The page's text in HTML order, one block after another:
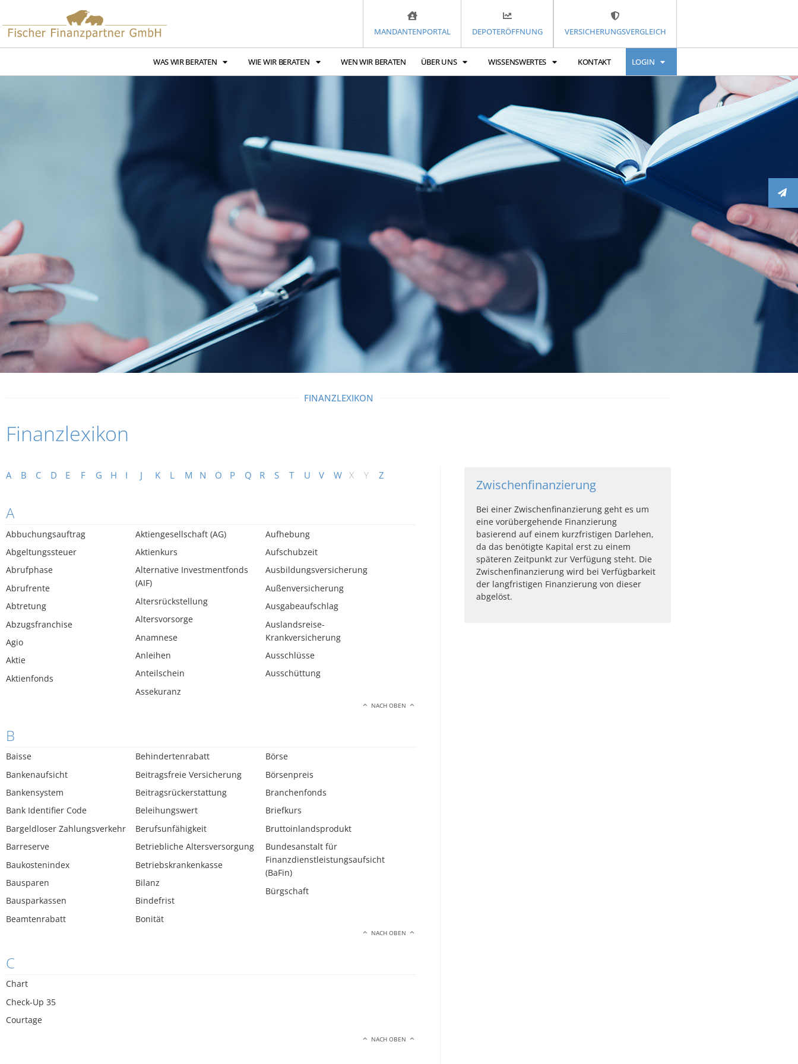
MANDANTENPORTAL DEPOTERÖFFNUNG VERSICHERUNGSVERGLEICH
WAS WIR BERATEN WIE WIR BERATEN WEN WIR BERATEN ÜBER UNS WISSENSWERTES KONTAKT LOGIN
FINANZLEXIKON
Finanzlexikon
A B C D E F G H I J K L M N O P Q R S T U V W X Y Z
A
Abbuchungsauftrag
Abgeltungssteuer
Abrufphase
Abrufrente
Abtretung
Abzugsfranchise
Agio
Aktie
Aktienfonds
Aktiengesellschaft (AG)
Aktienkurs
Alternative Investmentfonds
(AIF)
Altersrückstellung
Altersvorsorge
Anamnese
Anleihen
Anteilschein
Assekuranz
Aufhebung
Aufschubzeit
Ausbildungsversicherung
Außenversicherung
Ausgabeaufschlag
Auslandsreise-
Krankversicherung
Ausschlüsse
Ausschüttung
NACH OBEN
B
Baisse
Bankenaufsicht
Bankensystem
Bank Identifier Code
Bargeldloser Zahlungsverkehr
Barreserve
Baukostenindex
Bausparen
Bausparkassen
Beamtenrabatt
Behindertenrabatt
Beitragsfreie Versicherung
Beitragsrückerstattung
Beleihungswert
Berufsunfähigkeit
Betriebliche Altersversorgung
Betriebskrankenkasse
Bilanz
Bindefrist
Bonität
Börse
Börsenpreis
Branchenfonds
Briefkurs
Bruttoinlandsprodukt
Bundesanstalt für
Finanzdienstleistungsaufsicht
(BaFin)
Bürgschaft
NACH OBEN
C
Chart
Check-Up 35
Courtage
NACH OBEN
Zwischenfinanzierung
Bei einer Zwischenfinanzierung geht es um
eine vorübergehende Finanzierung
basierend auf einem kurzfristigen Darlehen,
da das benötigte Kapital erst zu einem
späteren Zeitpunkt zur Verfügung steht. Die
Zwischenfinanzierung wird bei Verfügbarkeit
der langfristigen Finanzierung von dieser
abgelöst.